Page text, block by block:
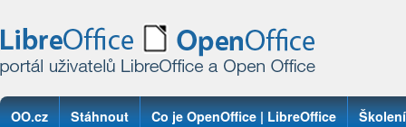
OO.cz Stáhnout Co je OpenOffice | LibreOffice Školení